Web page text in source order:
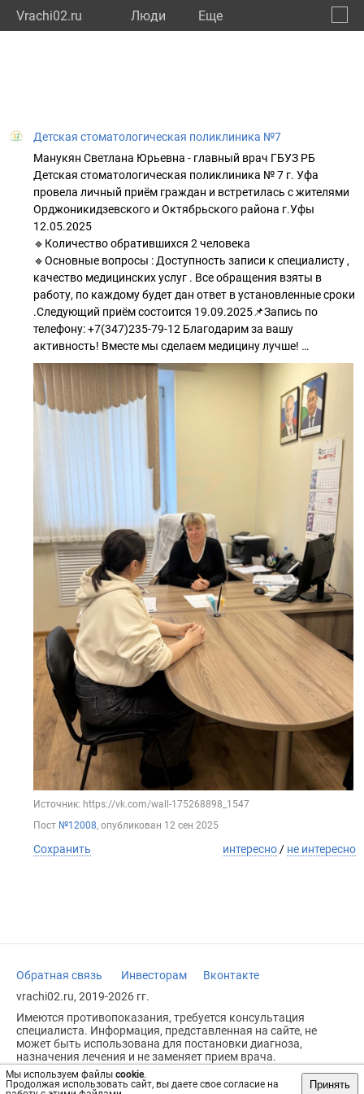
Vrachi02.ru Люди Eще
Мы используем файлы cookie.
Продолжая использовать сайт, вы даете свое согласие на
Принять
Детская стоматологическая поликлиника №7
Манукян Светлана Юрьевна - главный врач ГБУЗ РБ
Детская стоматологическая поликлиника № 7 г. Уфа
провела личный приём граждан и встретилась с жителями
Орджоникидзевского и Октябрьского района г.Уфы
12.05.2025
🔹Количество обратившихся 2 человека
🔹Основные вопросы : Доступность записи к специалисту ,
качество медицинских услуг . Все обращения взяты в
работу, по каждому будет дан ответ в установленные сроки
.Следующий приём состоится 19.09.2025📌Запись по
телефону: +7(347)235-79-12 Благодарим за вашу
активность! Вместе мы сделаем медицину лучше! …
Источник: https://vk.com/wall-175268898_1547
Пост №12008, опубликован 12 сен 2025
Сохранить интересно/ не интересно
Обратная связь Инвесторам
Вконтакте
vrachi02.ru, 2019-2026 гг.
Имеются противопоказания, требуется консультация
специалиста. Информация, представленная на сайте, не
может быть использована для постановки диагноза,
назначения лечения и не заменяет прием врача.
Возрастное ограничение: 18+